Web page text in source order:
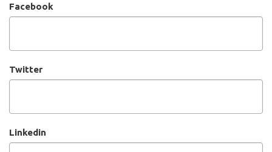
Facebook
Twitter
Linkedin